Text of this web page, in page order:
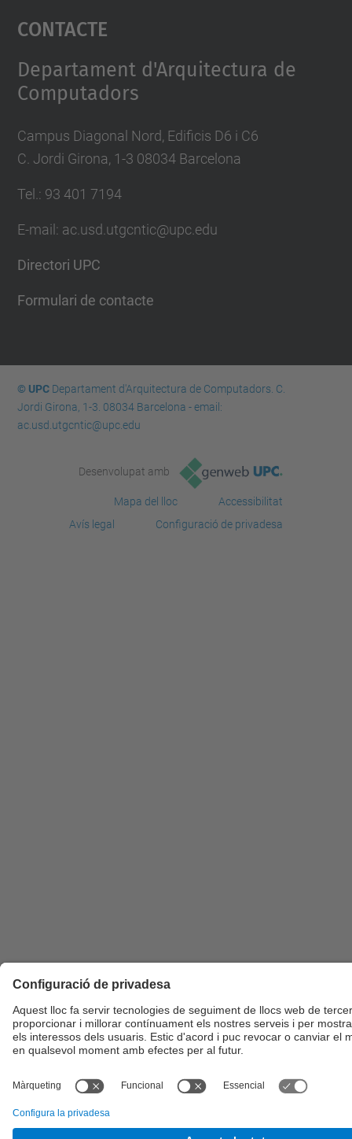
powered by
Contacte
Departament d'Arquitectura de
Computadors
Campus Diagonal Nord, Edificis D6 i C6
C. Jordi Girona, 1-3 08034 Barcelona
Tel.: 93 401 7194
E-mail: ac.usd.utgcntic@upc.edu
Directori UPC
Formulari de contacte
© UPCDepartament d'Arquitectura de Computadors. C.
Jordi Girona, 1-3. 08034 Barcelona - email:
ac.usd.utgcntic@upc.edu
Desenvolupat amb
Mapa del lloc
Accessibilitat
Avís legal
Configuració de privadesa